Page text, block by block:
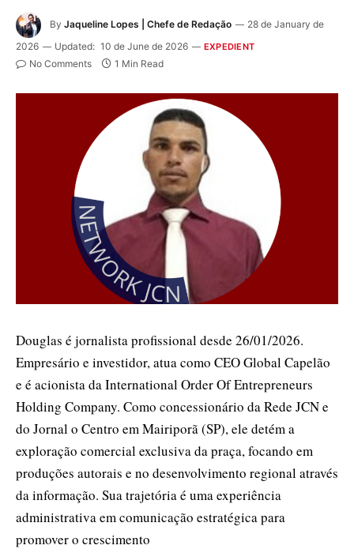
By Jaqueline Lopes | Chefe de Redação
28 de January de
2026
Updated: 10 de June de 2026 EXPEDIENT
No Comments 1 Min Read
Douglas é jornalista profissional desde 26/01/2026.
Empresário e investidor, atua como CEO Global Capelão
e é acionista da International Order Of Entrepreneurs
Holding Company. Como concessionário da Rede JCN e
do Jornal o Centro em Mairiporã (SP), ele detém a
exploração comercial exclusiva da praça, focando em
produções autorais e no desenvolvimento regional através
da informação. Sua trajetória é uma experiência
administrativa em comunicação estratégica para
promover o crescimento